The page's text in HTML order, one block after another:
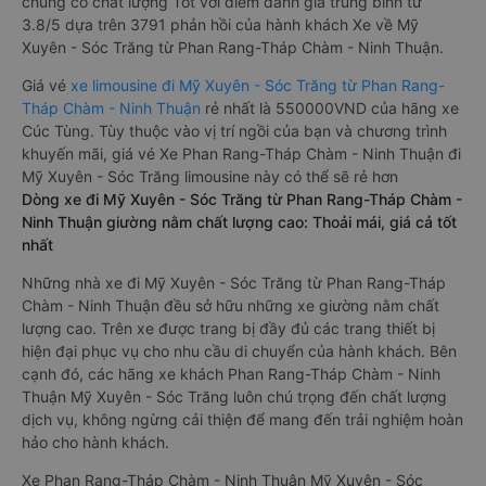
3.8/5 dựa trên 3791 phản hồi của hành khách Xe về Mỹ
Xuyên - Sóc Trăng từ Phan Rang-Tháp Chàm - Ninh Thuận.
Giá vé xe limousine đi Mỹ Xuyên - Sóc Trăng từ Phan Rang-
Tháp Chàm - Ninh Thuận rẻ nhất là 550000VND của hãng xe
Cúc Tùng. Tùy thuộc vào vị trí ngồi của bạn và chương trình
khuyến mãi, giá vé Xe Phan Rang-Tháp Chàm - Ninh Thuận đi
Mỹ Xuyên - Sóc Trăng limousine này có thể sẽ rẻ hơn
Dòng xe đi Mỹ Xuyên - Sóc Trăng từ Phan Rang-Tháp Chàm -
Ninh Thuận giường nằm chất lượng cao: Thoải mái, giá cả tốt
nhất
Những nhà xe đi Mỹ Xuyên - Sóc Trăng từ Phan Rang-Tháp
Chàm - Ninh Thuận đều sở hữu những xe giường nằm chất
lượng cao. Trên xe được trang bị đầy đủ các trang thiết bị
hiện đại phục vụ cho nhu cầu di chuyển của hành khách. Bên
cạnh đó, các hãng xe khách Phan Rang-Tháp Chàm - Ninh
Thuận Mỹ Xuyên - Sóc Trăng luôn chú trọng đến chất lượng
dịch vụ, không ngừng cải thiện để mang đến trải nghiệm hoàn
hảo cho hành khách.
Xe Phan Rang-Tháp Chàm - Ninh Thuận Mỹ Xuyên - Sóc